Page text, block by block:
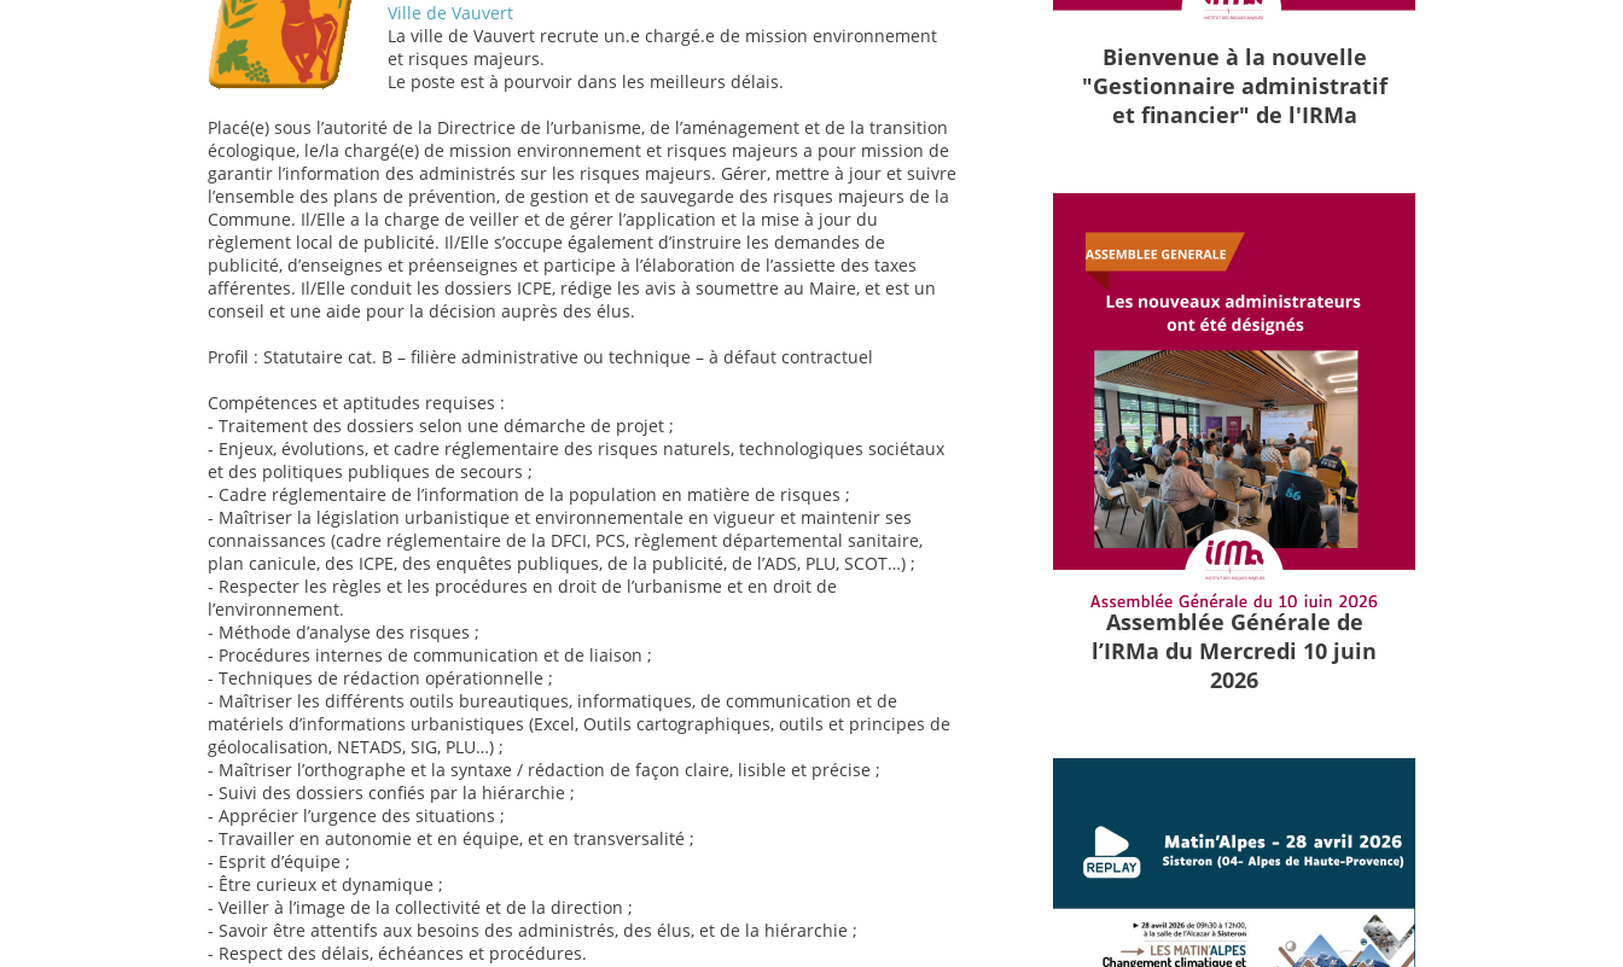
Ville de Vauvert
La ville de Vauvert recrute un.e chargé.e de mission environnement
et risques majeurs.
Le poste est à pourvoir dans les meilleurs délais.
Placé(e) sous l’autorité de la Directrice de l’urbanisme, de l’aménagement et de la transition
écologique, le/la chargé(e) de mission environnement et risques majeurs a pour mission de
garantir l’information des administrés sur les risques majeurs. Gérer, mettre à jour et suivre
l’ensemble des plans de prévention, de gestion et de sauvegarde des risques majeurs de la
Commune. Il/Elle a la charge de veiller et de gérer l’application et la mise à jour du
règlement local de publicité. Il/Elle s’occupe également d’instruire les demandes de
publicité, d’enseignes et préenseignes et participe à l’élaboration de l’assiette des taxes
afférentes. Il/Elle conduit les dossiers ICPE, rédige les avis à soumettre au Maire, et est un
conseil et une aide pour la décision auprès des élus.
Profil : Statutaire cat. B – filière administrative ou technique – à défaut contractuel
Compétences et aptitudes requises :
- Traitement des dossiers selon une démarche de projet ;
- Enjeux, évolutions, et cadre réglementaire des risques naturels, technologiques sociétaux
et des politiques publiques de secours ;
- Cadre réglementaire de l’information de la population en matière de risques ;
- Maîtriser la législation urbanistique et environnementale en vigueur et maintenir ses
connaissances (cadre réglementaire de la DFCI, PCS, règlement départemental sanitaire,
plan canicule, des ICPE, des enquêtes publiques, de la publicité, de l’ADS, PLU, SCOT…) ;
- Respecter les règles et les procédures en droit de l’urbanisme et en droit de
l’environnement.
- Méthode d’analyse des risques ;
- Procédures internes de communication et de liaison ;
- Techniques de rédaction opérationnelle ;
- Maîtriser les différents outils bureautiques, informatiques, de communication et de
matériels d’informations urbanistiques (Excel, Outils cartographiques, outils et principes de
géolocalisation, NETADS, SIG, PLU…) ;
- Maîtriser l’orthographe et la syntaxe / rédaction de façon claire, lisible et précise ;
- Suivi des dossiers confiés par la hiérarchie ;
- Apprécier l’urgence des situations ;
- Travailler en autonomie et en équipe, et en transversalité ;
- Esprit d’équipe ;
- Être curieux et dynamique ;
- Veiller à l’image de la collectivité et de la direction ;
- Savoir être attentifs aux besoins des administrés, des élus, et de la hiérarchie ;
- Respect des délais, échéances et procédures.
Bienvenue à la nouvelle
"Gestionnaire administratif
et financier" de l'IRMa
Assemblée Générale de
l’IRMa du Mercredi 10 juin
2026